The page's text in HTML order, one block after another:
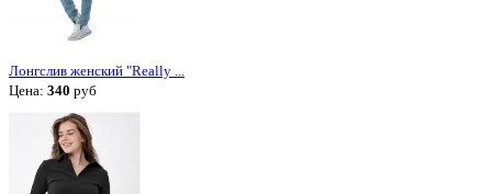
Лонгслив женский "Really ...
Цена: 340 руб